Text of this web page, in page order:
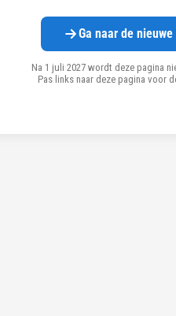
Ga naar de
Na 1 juli 2027 wordt deze pagina
Pas links naar deze pagina voor